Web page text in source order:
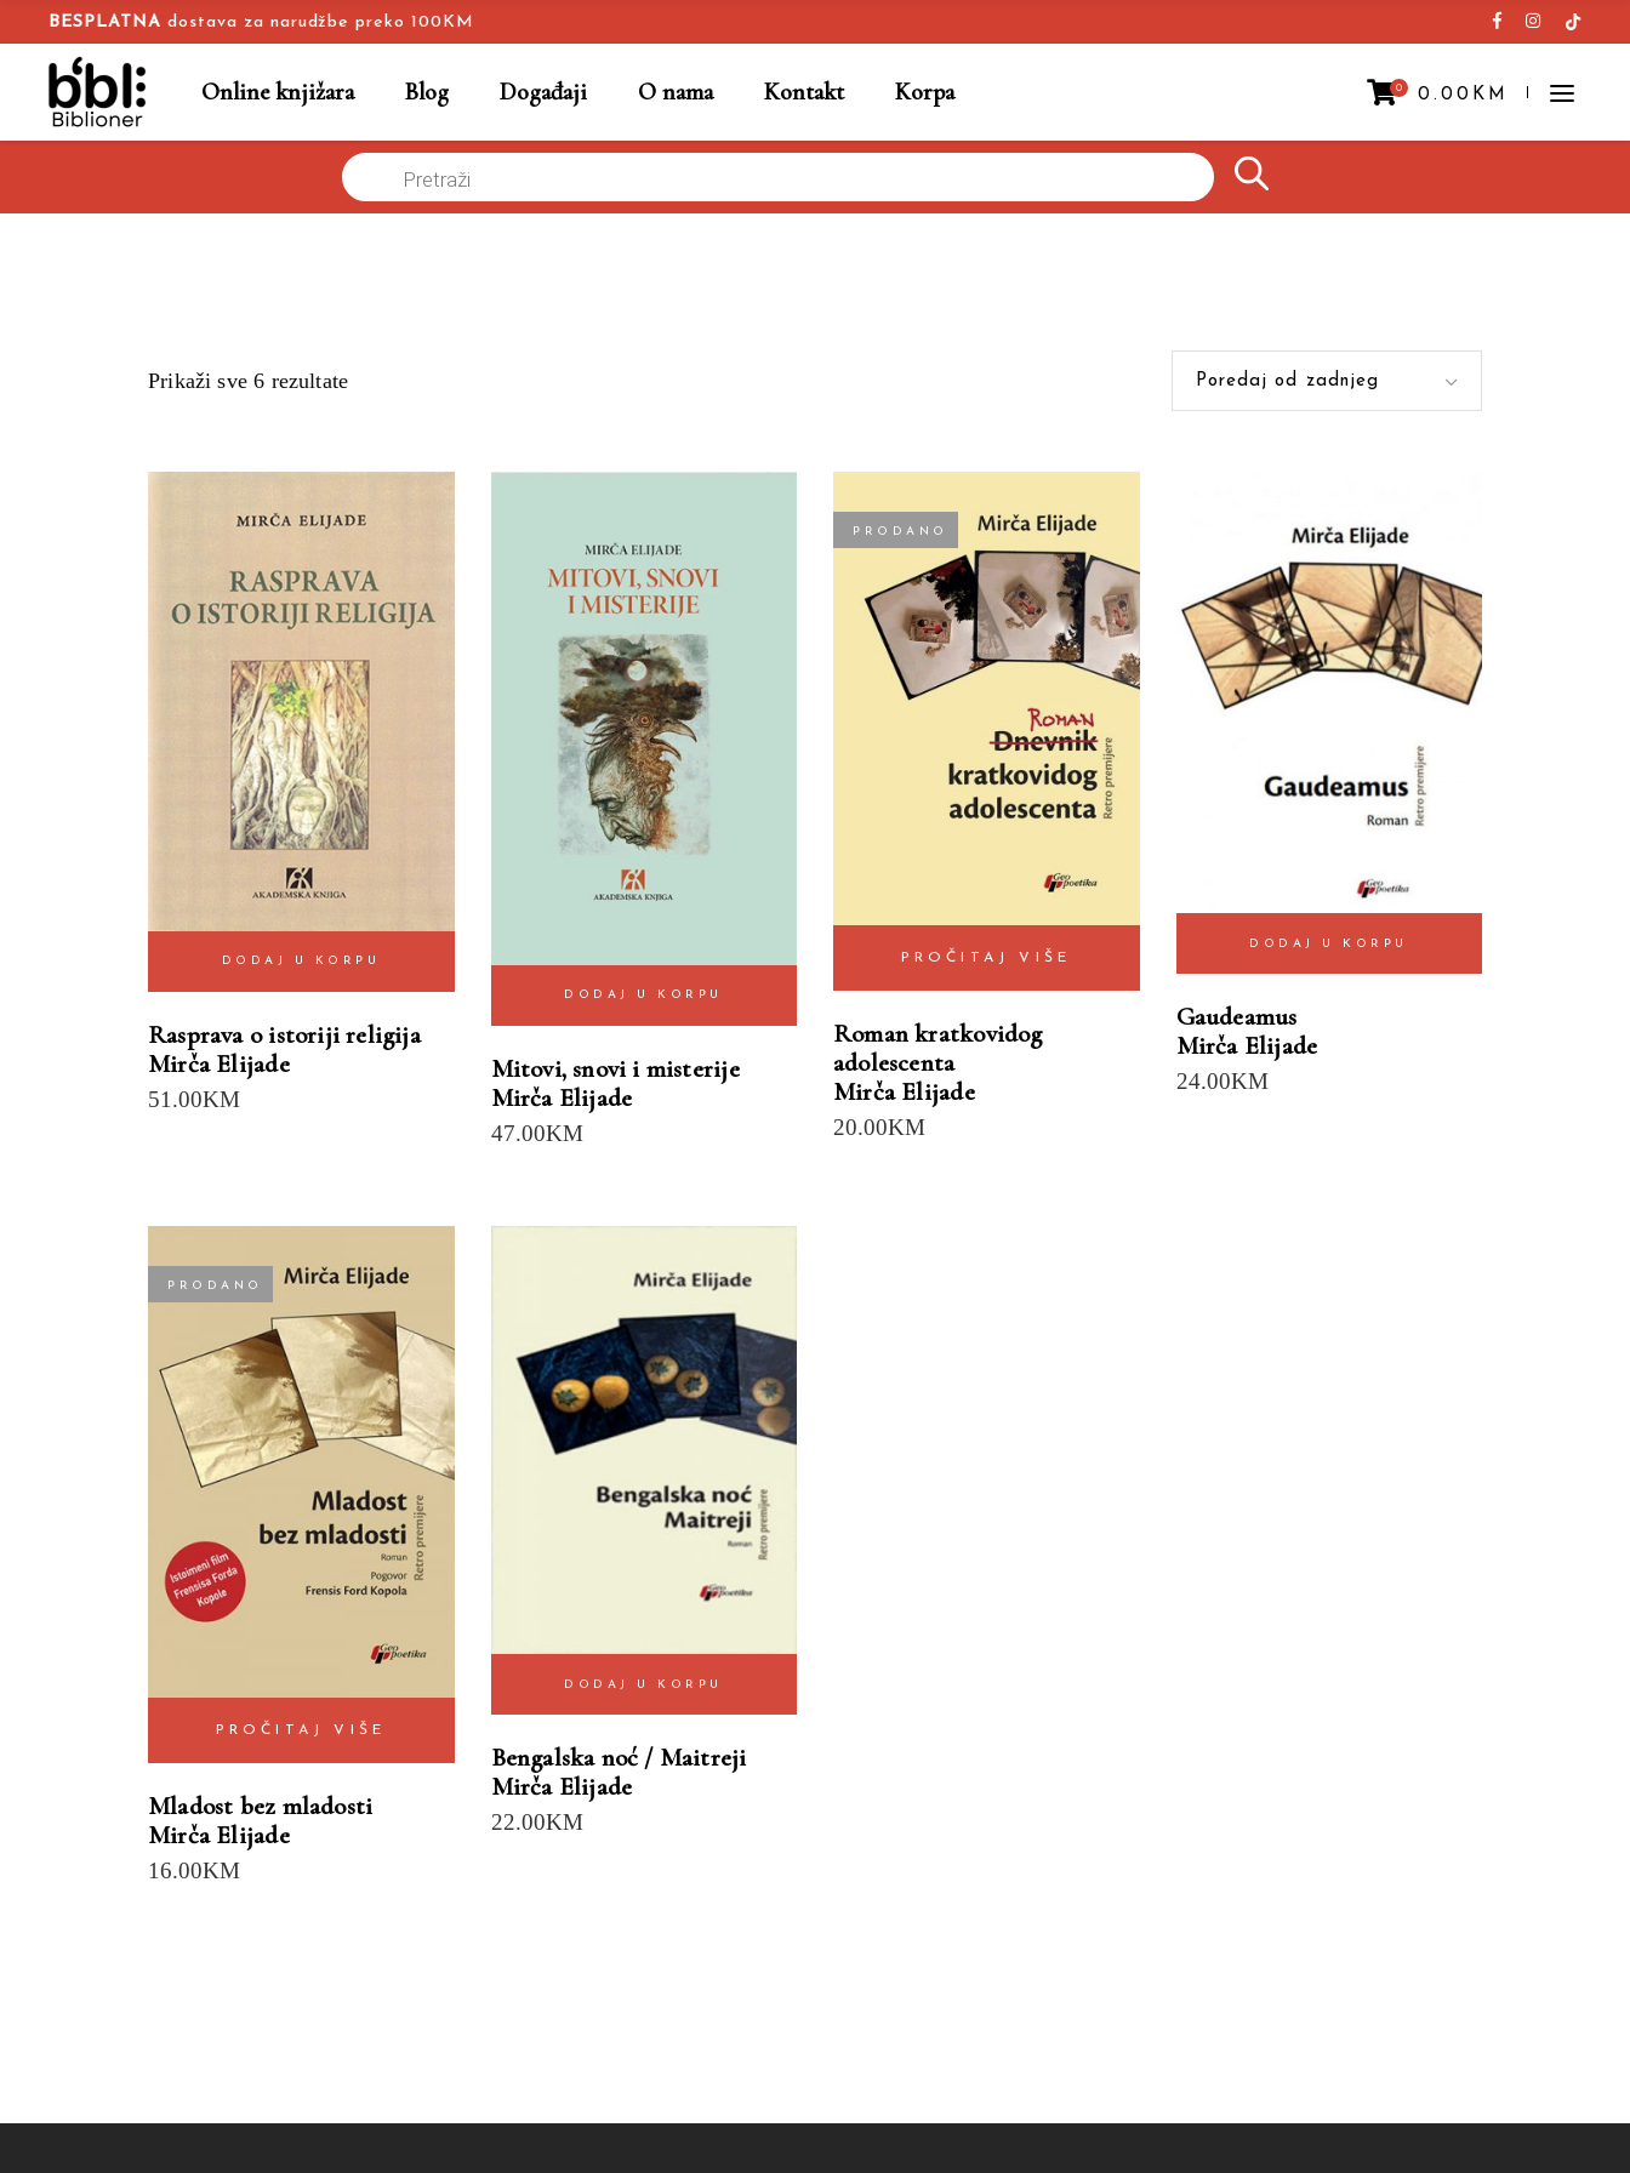
BESPLATNA dostava za narudžbe preko 100KM
Online knjižara Blog Događaji O nama Kontakt Korpa 0 0.00 KM
Prazna korpa.
Products
search
Prikaži sve 6 rezultate Poredaj od zadnjeg
DODAJ U KORPU
Rasprava o istoriji religija
Mirča Elijade
51.00KM
DODAJ U KORPU
Mitovi, snovi i misterije
Mirča Elijade
47.00KM
PRODANO
PROČITAJ VIŠE
Roman kratkovidog
adolescenta
Mirča Elijade
20.00KM
DODAJ U KORPU
Gaudeamus
Mirča Elijade
24.00KM
PRODANO
PROČITAJ VIŠE
Mladost bez mladosti
Mirča Elijade
16.00KM
DODAJ U KORPU
Bengalska noć / Maitreji
Mirča Elijade
22.00KM